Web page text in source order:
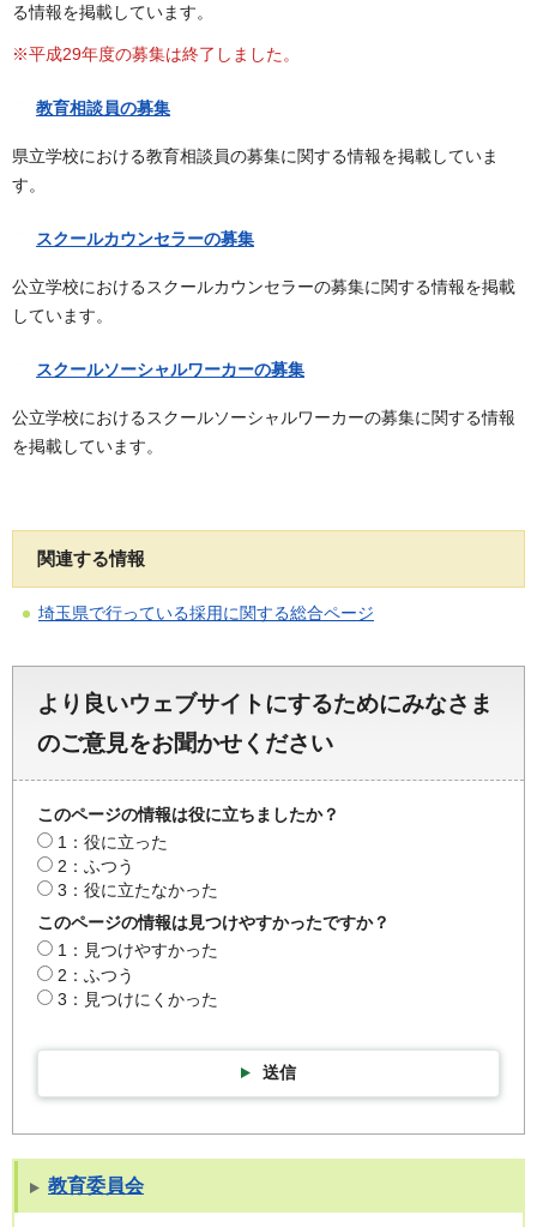
る情報を掲載しています。
※平成29年度の募集は終了しました。
教育相談員の募集
県立学校における教育相談員の募集に関する情報を掲載していま
す。
スクールカウンセラーの募集
公立学校におけるスクールカウンセラーの募集に関する情報を掲載
しています。
スクールソーシャルワーカーの募集
公立学校におけるスクールソーシャルワーカーの募集に関する情報
を掲載しています。
関連する情報
埼玉県で行っている採用に関する総合ページ
より良いウェブサイトにするためにみなさま
のご意見をお聞かせください
このページの情報は役に立ちましたか？
1：役に立った
2：ふつう
3：役に立たなかった
このページの情報は見つけやすかったですか？
1：見つけやすかった
2：ふつう
3：見つけにくかった
送信
教育委員会